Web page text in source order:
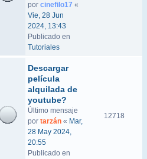
por cinefilo17 «
Vie, 28 Jun
2024, 13:43
Publicado en
Tutoriales
Descargar
película
alquilada de
youtube?
Último mensaje
por tarzán « Mar,
28 May 2024,
20:55
Publicado en
12718